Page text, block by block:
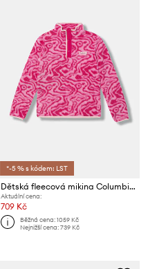
*-5 % s kódem: LST
Dětská fleecová mikina Columbia Helvetia
Aktuální cena:
709 Kč
Běžná cena:1059 Kč
Nejnižší cena:739 Kč